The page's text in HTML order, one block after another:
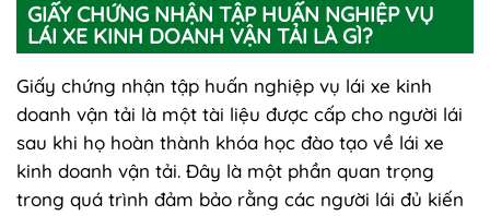
GIẤY CHỨNG NHẬN TẬP HUẤN NGHIỆP VỤ
LÁI XE KINH DOANH VẬN TẢI LÀ GÌ?
Giấy chứng nhận tập huấn nghiệp vụ lái xe kinh
doanh vận tải là một tài liệu được cấp cho người lái
sau khi họ hoàn thành khóa học đào tạo về lái xe
kinh doanh vận tải. Đây là một phần quan trọng
trong quá trình đảm bảo rằng các người lái đủ kiến